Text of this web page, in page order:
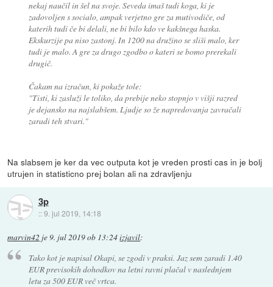
nekaj naučil in šel na svoje. Seveda imaš tudi koga, ki je
zadovoljen s socialo, ampak verjetno gre za mutivodiče, od
katerih tudi če bi delali, ne bi bilo kdo ve kakšnega haska.
Ekskurzije pa niso zastonj. In 1200 na družino se sliši malo, ker
tudi je malo. A gre za drugo zgodbo o kateri se bomo prerekali
drugič.
Čakam na izračun, ki pokaže tole:
"Tisti, ki zasluži le toliko, da prebije neko stopnjo v višji razred
je dejansko na najslabšem. Ljudje so že napredovanja zavračali
zaradi teh stvari."
Na slabsem je ker da vec outputa kot je vreden prosti cas in je bolj
utrujen in statisticno prej bolan ali na zdravljenju
3p
::9. jul 2019, 14:18
marvin42 je9. jul 2019 ob 13:24izjavil:
Tako kot je napisal Okapi, se zgodi v praksi. Jaz sem zaradi 1.40
EUR previsokih dohodkov na letni ravni plačal v naslednjem
letu za 500 EUR več vrtca.